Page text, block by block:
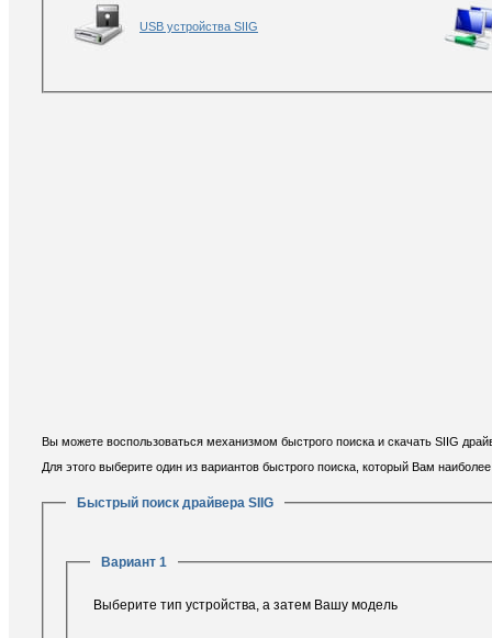
USB устройства SIIG
Вы можете воспользоваться механизмом быстрого поиска и скачать SIIG
Для этого выберите один из вариантов быстрого поиска, который Вам
Быстрый поиск драйвера SIIG
Вариант 1
Выберите тип устройства, а затем Вашу модель